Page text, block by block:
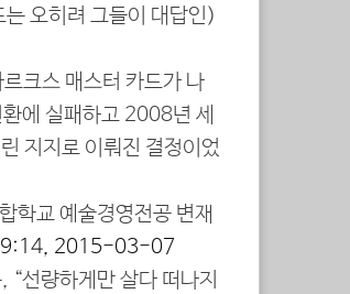
오히려 그들이 대답인)
크스 매스터 카드가 나
에 실패하고 2008년 세
지지로 이뤄진 결정이었
학교 예술경영전공 변재
2015-03-07
“선량하게만 살다 떠나지